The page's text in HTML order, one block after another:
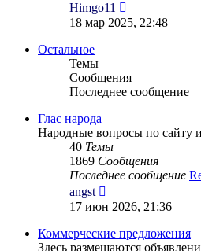
Himgo11
к
18 мар 2025, 22:48
Остальное
Темы
Сообщения
Последнее сообщение
Глас народа
Народные вопросы по сайту
40 Темы
1869 Сообщения
Последнее сообщение
angst
к
сообщению
17 июн 2026, 21:36
Коммерческие предложения
Здесь размещаются